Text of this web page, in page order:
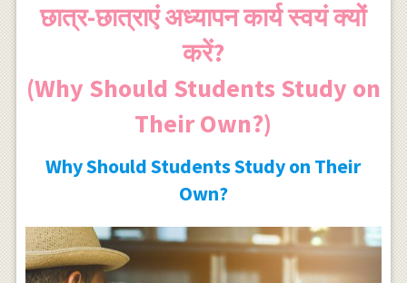
छात्र-छात्राएं अध्यापन कार्य स्वयं क्यों
करें?
(Why Should Students Study on
Their Own?)
Why Should Students Study on Their
Own?